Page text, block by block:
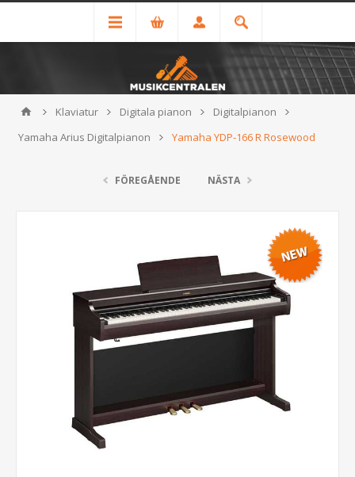
Klaviatur Digitala pianon
Digitalpianon
Yamaha Arius Digitalpianon
Yamaha YDP-166 R Rosewood
FÖREGÅENDE NÄSTA